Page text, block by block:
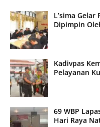
L’sima
Dipimpin
Kadivpas
Pelayanan
69 WBP
Hari Raya